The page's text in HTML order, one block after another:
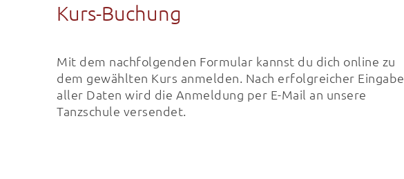
Kurs-Buchung
Mit dem nachfolgenden Formular kannst du dich online zu
dem gewählten Kurs anmelden. Nach erfolgreicher Eingabe
aller Daten wird die Anmeldung per E-Mail an unsere
Tanzschule versendet.